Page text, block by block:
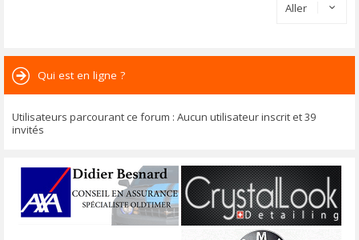
Aller
Qui est en ligne ?
Utilisateurs parcourant ce forum : Aucun utilisateur inscrit et 39
invités